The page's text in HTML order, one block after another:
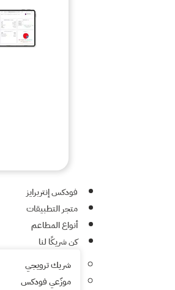
فودكس إنتربرايز
متجر التطبيقات
أنواع المطاعم
كن شريكًا لنا
شريك ترويجي
موزّعي فودكس